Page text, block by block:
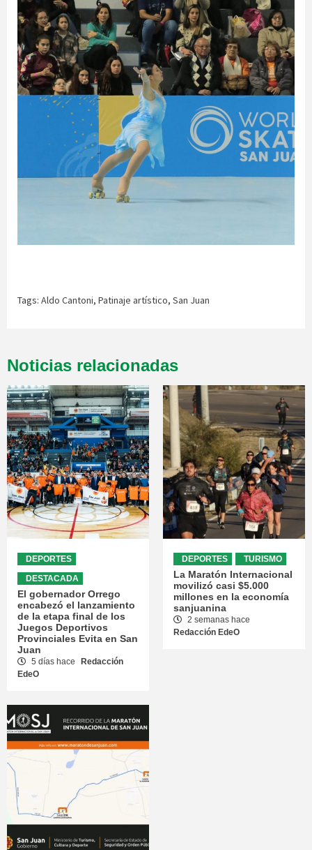
Tags: Aldo Cantoni, Patinaje artístico, San Juan
Noticias relacionadas
DEPORTES
DESTACADA
El gobernador Orrego
encabezó el lanzamiento
de la etapa final de los
Juegos Deportivos
Provinciales Evita en San
Juan
5 días hace
Redacción
EdeO
DEPORTES TURISMO
La Maratón Internacional
movilizó casi $5.000
millones en la economía
sanjuanina
2 semanas hace
Redacción EdeO